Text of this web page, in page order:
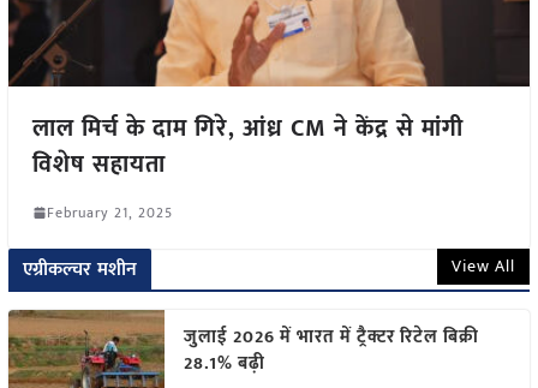
लाल मिर्च के दाम गिरे, आंध्र CM ने केंद्र से मांगी
विशेष सहायता
February 21, 2025
एग्रीकल्चर मशीन View All
जुलाई 2026 में भारत में ट्रैक्टर रिटेल बिक्री
28.1% बढ़ी